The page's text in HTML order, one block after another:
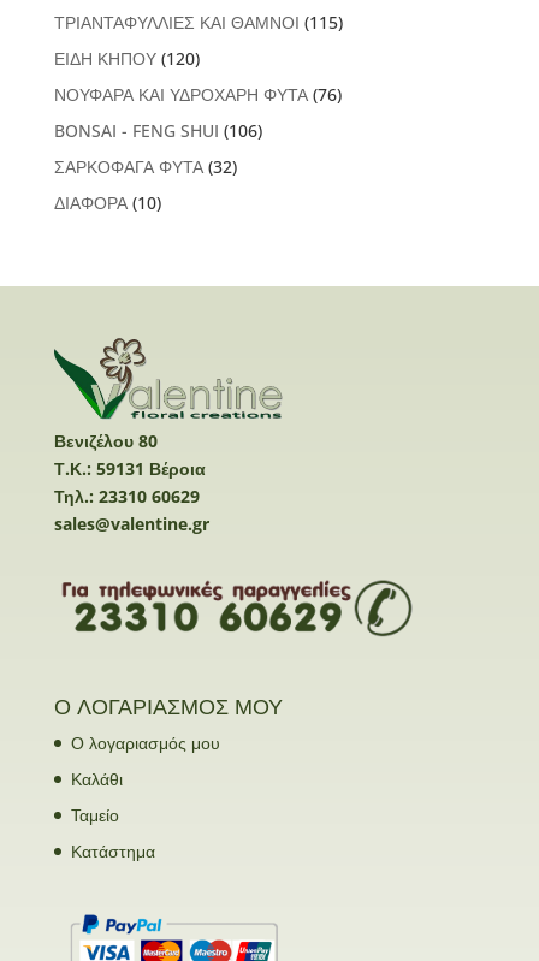
ΤΡΙΑΝΤΑΦΥΛΛΙΕΣ ΚΑΙ ΘΑΜΝΟΙ (115)
ΕΙΔΗ ΚΗΠΟΥ (120)
ΝΟΥΦΑΡΑ ΚΑΙ ΥΔΡΟΧΑΡΗ ΦΥΤΑ (76)
BONSAI - FENG SHUI (106)
ΣΑΡΚΟΦΑΓΑ ΦΥΤΑ (32)
ΔΙΑΦΟΡΑ (10)
Βενιζέλου 80
Τ.Κ.: 59131 Βέροια
Τηλ.: 23310 60629
sales@valentine.gr
Ο ΛΟΓΑΡΙΑΣΜΟΣ ΜΟΥ
Ο λογαριασμός μου
Καλάθι
Ταμείο
Κατάστημα